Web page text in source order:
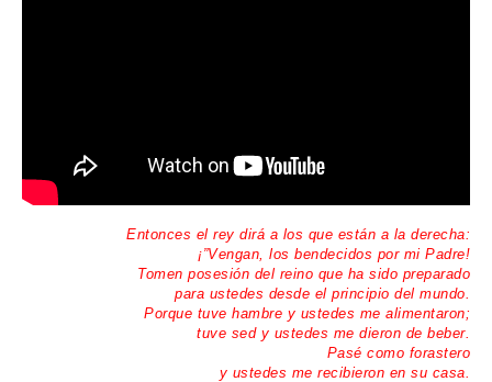
Entonces el rey dirá a los que están a la derecha:
¡”Vengan, los bendecidos por mi Padre!
Tomen posesión del reino que ha sido preparado
para ustedes desde el principio del mundo.
Porque tuve hambre y ustedes me alimentaron;
tuve sed y ustedes me dieron de beber.
Pasé como forastero
y ustedes me recibieron en su casa.